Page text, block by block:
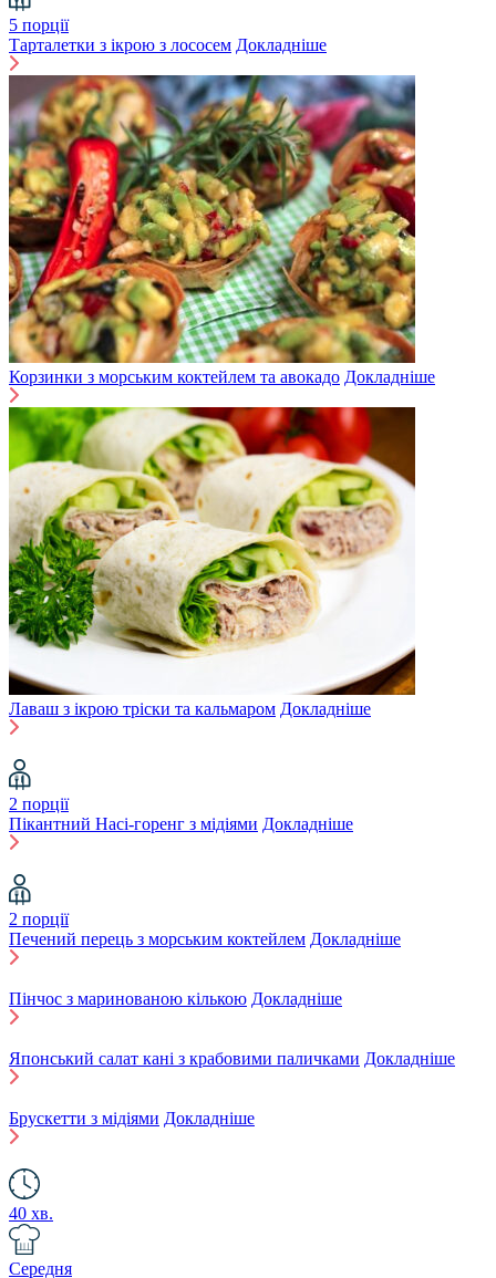
5 порції
Тарталетки з ікрою з лососем Докладніше
Корзинки з морським коктейлем та авокадо Докладніше
Лаваш з ікрою тріски та кальмаром Докладніше
2 порції
Пікантний Насі-горенг з мідіями Докладніше
2 порції
Печений перець з морським коктейлем Докладніше
Пінчос з маринованою кількою Докладніше
Японський салат кані з крабовими паличками Докладніше
Брускетти з мідіями Докладніше
40 хв.
Середня